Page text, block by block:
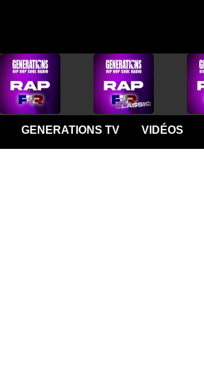
GENERATIONS TV VIDÉOS